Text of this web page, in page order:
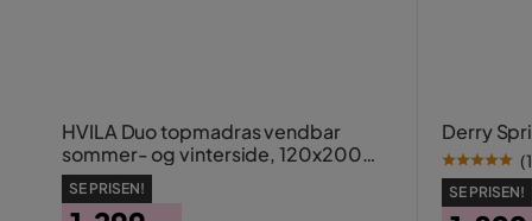
HVILA Duo topmadras vendbar
sommer- og vinterside, 120x200
cm – 7 cm blød/mellem,
polyetherskum, vaskbart betræk
SE PRISEN!
Derry
(1
SE PRISEN!